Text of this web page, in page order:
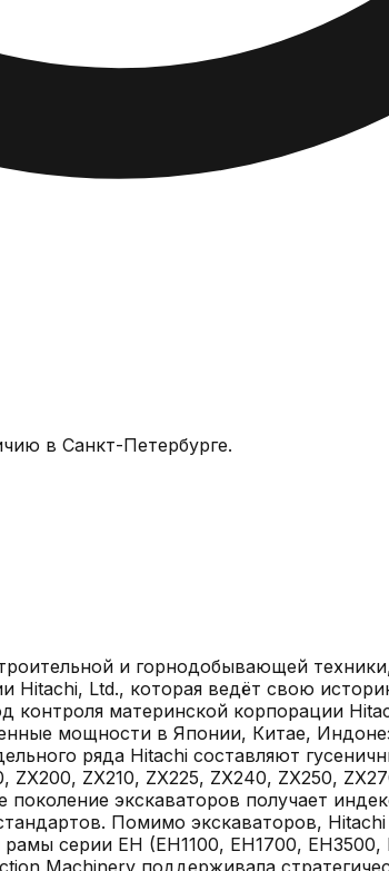
в Санкт-Петербурге.
и горнодобывающей
Hitachi, Ltd., которая ведёт свою
материнской корпорации
мощности в Японии, Китае,
ряда Hitachi составляют
ZX210, ZX225, ZX240, ZX250,
поколение экскаваторов получает
Помимо экскаваторов,
серии EH (EH1100, EH1700,
Machinery поддерживала